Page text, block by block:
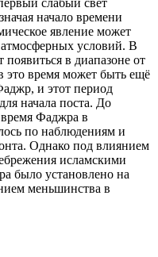
начало времени
явление может
атмосферных условий. В
появиться в диапазоне от
это время может быть ещё
и этот период
начала поста. До
Фаджра в
по наблюдениям и
Однако под влиянием
исламскими
было установлено на
меньшинства в